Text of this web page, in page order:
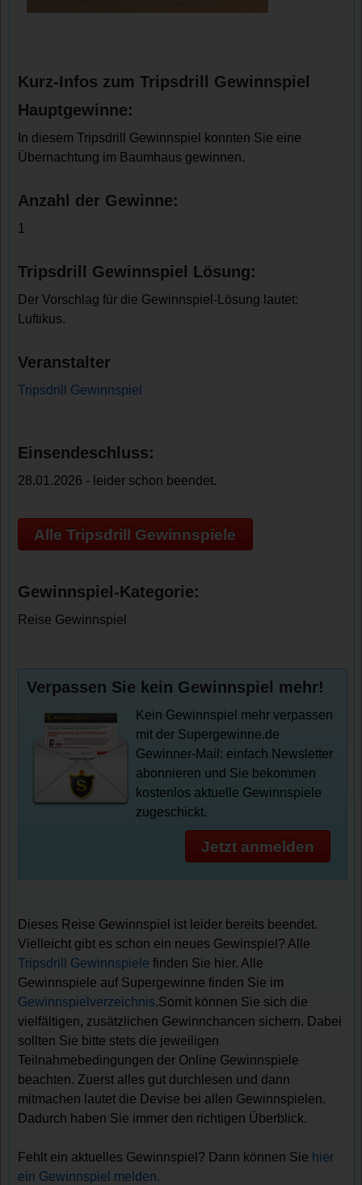
Kurz-Infos zum Tripsdrill Gewinnspiel
Hauptgewinne:
In diesem Tripsdrill Gewinnspiel konnten Sie eine
Übernachtung im Baumhaus gewinnen.
Anzahl der Gewinne:
1
Tripsdrill Gewinnspiel Lösung:
Der Vorschlag für die Gewinnspiel-Lösung lautet:
Luftikus.
Veranstalter
Tripsdrill Gewinnspiel
Einsendeschluss:
28.01.2026 - leider schon beendet.
Alle Tripsdrill Gewinnspiele
Gewinnspiel-Kategorie:
Reise Gewinnspiel
Verpassen Sie kein Gewinnspiel mehr!
Kein Gewinnspiel mehr verpassen
mit der Supergewinne.de
Gewinner-Mail: einfach Newsletter
abonnieren und Sie bekommen
kostenlos aktuelle Gewinnspiele
zugeschickt.
Jetzt anmelden
Dieses Reise Gewinnspiel ist leider bereits beendet.
Vielleicht gibt es schon ein neues Gewinspiel? Alle
Tripsdrill Gewinnspiele finden Sie hier. Alle
Gewinnspiele auf Supergewinne finden Sie im
Gewinnspielverzeichnis.Somit können Sie sich die
vielfältigen, zusätzlichen Gewinnchancen sichern. Dabei
sollten Sie bitte stets die jeweiligen
Teilnahmebedingungen der Online Gewinnspiele
beachten. Zuerst alles gut durchlesen und dann
mitmachen lautet die Devise bei allen Gewinnspielen.
Dadurch haben Sie immer den richtigen Überblick.
Fehlt ein aktuelles Gewinnspiel? Dann können Sie hier
ein Gewinnspiel melden.